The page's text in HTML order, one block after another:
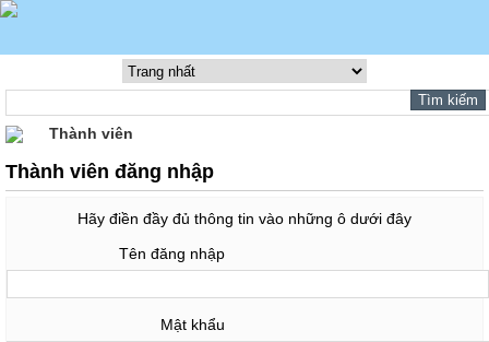
Thành viên
Thành viên đăng nhập
Hãy điền đầy đủ thông tin vào những ô dưới đây
Tên đăng nhập
Mật khẩu